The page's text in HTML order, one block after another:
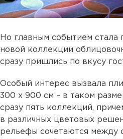
Но главным событием стала
новой коллекции
сразу пришлись по вкусу
Особый интерес вызвала
300 х 900 см – в таком
сразу пять коллекций,
в различных цветовых
рельефы сочетаются между